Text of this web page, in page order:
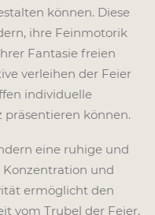
können. Diese
ihre Feinmotorik
Fantasie freien
verleihen der Feier
individuelle
präsentieren können.
eine ruhige und
Konzentration und
ermöglicht den
vom Trubel der Feier,